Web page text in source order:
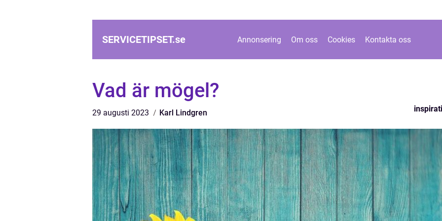
SERVICETIPSET.se Annonsering Om oss Cookies Kontakta oss
Vad är mögel?
29 augusti 2023 Karl Lindgren